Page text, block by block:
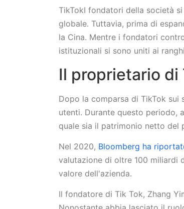
TikTokI fondatori della società
globale. Tuttavia, prima di
la Cina. Mentre i fondatori
istituzionali si sono uniti ai
Il proprietario di
Dopo la comparsa di TikTok
utenti. Durante questo periodo,
quale sia il patrimonio netto del
Nel 2020, Bloomberg ha
valutazione di oltre 100 miliardi
valore dell'azienda.
Il fondatore di Tik Tok, Zhang